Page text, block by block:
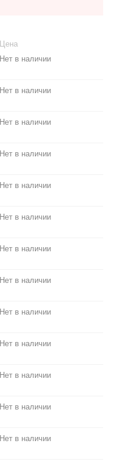
Цена
Нет в наличии
Нет в наличии
Нет в наличии
Нет в наличии
Нет в наличии
Нет в наличии
Нет в наличии
Нет в наличии
Нет в наличии
Нет в наличии
Нет в наличии
Нет в наличии
Нет в наличии